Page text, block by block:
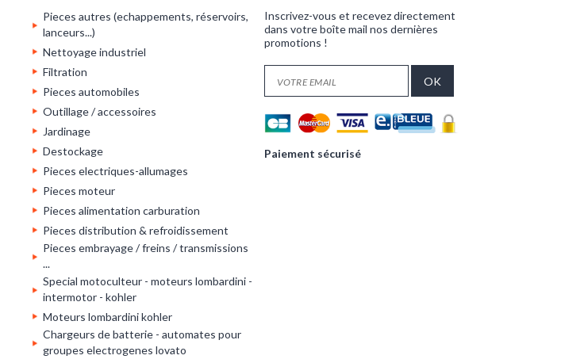
Pieces autres (echappements, réservoirs,
lanceurs...)
Nettoyage industriel
Filtration
Pieces automobiles
Outillage / accessoires
Jardinage
Destockage
Pieces electriques-allumages
Pieces moteur
Pieces alimentation carburation
Pieces distribution & refroidissement
Pieces embrayage / freins / transmissions
...
Special motoculteur - moteurs lombardini -
intermotor - kohler
Moteurs lombardini kohler
Chargeurs de batterie - automates pour
groupes electrogenes lovato
Inscrivez-vous et recevez directement
dans votre boîte mail nos dernières
promotions !
Paiement sécurisé